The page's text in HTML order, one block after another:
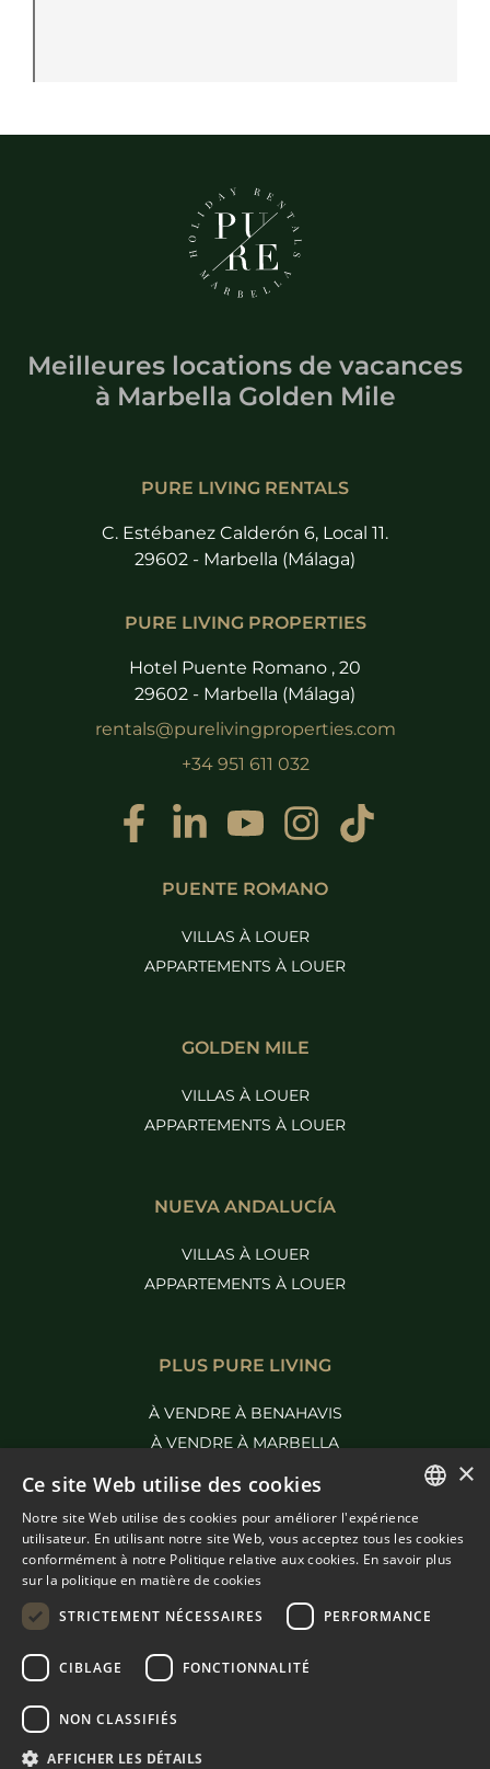
Meilleures locations de vacances
à Marbella Golden Mile
PURE LIVING RENTALS
C. Estébanez Calderón 6, Local 11.
29602 - Marbella (Málaga)
PURE LIVING PROPERTIES
Hotel Puente Romano , 20
29602 - Marbella (Málaga)
rentals@purelivingproperties.com
+34 951 611 032
PUENTE ROMANO
VILLAS À LOUER
APPARTEMENTS À LOUER
GOLDEN MILE
VILLAS À LOUER
APPARTEMENTS À LOUER
NUEVA ANDALUCÍA
VILLAS À LOUER
APPARTEMENTS À LOUER
PLUS PURE LIVING
À VENDRE À BENAHAVIS
À VENDRE À MARBELLA
© COPYRIGHT 2008
CONSEILS JURIDIQUES
POLITIQUE DE CONFIDENTIALITÉ
ENGLISH
SPANISH
×
Ce site Web utilise des cookies
Notre site Web utilise des cookies pour améliorer l'expérience
utilisateur. En utilisant notre site Web, vous acceptez tous les cookies
conformément à notre Politique relative aux cookies. En savoir plus
sur la politique en matière de cookies
STRICTEMENT NÉCESSAIRES
PERFORMANCE
CIBLAGE FONCTIONNALITÉ
NON CLASSIFIÉS
AFFICHER LES DÉTAILS